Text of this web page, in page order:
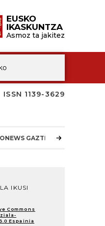
EUSKO
IKASKUNTZA
Asmoz ta jakitez
ISSN 1139-3629
GAZTEA
IKUSI
Commons
Espainia